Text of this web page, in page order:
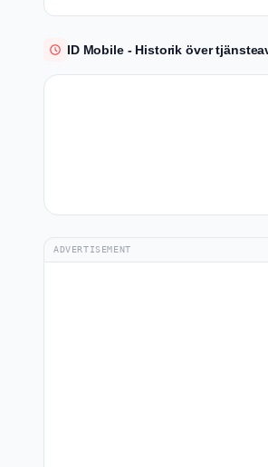
ID Mobile - Historik över
ADVERTISEMENT